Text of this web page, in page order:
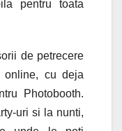
pentru toata
de petrecere
cu deja
Photobooth.
uri si la nunti,